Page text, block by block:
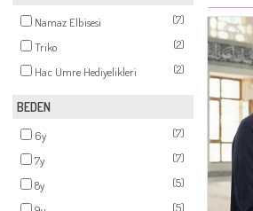
Namaz Elbisesi
(7)
Triko
(2)
Hac Umre Hediyelikleri
(2)
BEDEN
6y
(7)
7y
(7)
8y
(5)
(5)